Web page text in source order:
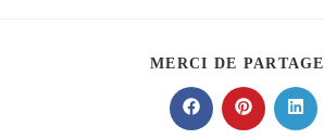
MERCI DE
Ouvrir
dans
Ouvrir
dans
dans